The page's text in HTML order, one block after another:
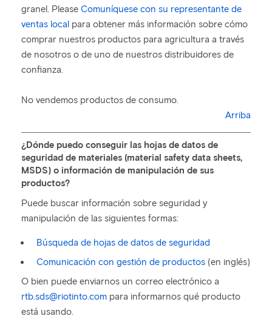
granel. Please Comuníquese con su representante de
ventas local para obtener más información sobre cómo
comprar nuestros productos para agricultura a través
de nosotros o de uno de nuestros distribuidores de
confianza.
No vendemos productos de consumo.
Arriba
¿Dónde puedo conseguir las hojas de datos de
seguridad de materiales (material safety data sheets,
MSDS) o información de manipulación de sus
productos?
Puede buscar información sobre seguridad y
manipulación de las siguientes formas:
Búsqueda de hojas de datos de seguridad
Comunicación con gestión de productos (en inglés)
O bien puede enviarnos un correo electrónico a
rtb.sds@riotinto.com para informarnos qué producto
está usando.